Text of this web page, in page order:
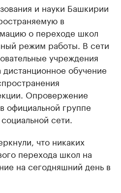
и науки Башкирии
в
о переходе школ
режим работы. В сети
учреждения
обучение
Опровержение
официальной группе
сети.
что никаких
перехода школ на
на сегодняшний день в